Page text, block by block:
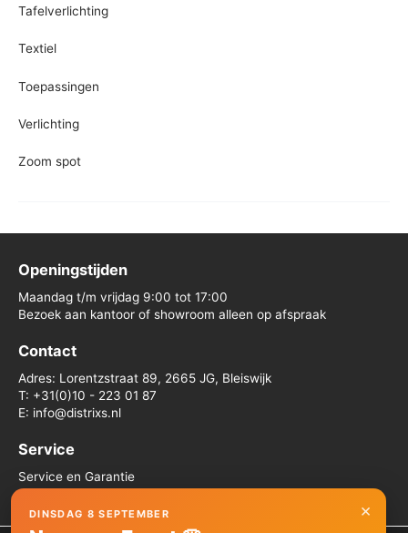
Tafelverlichting
Textiel
Toepassingen
Verlichting
Zoom spot
Openingstijden
Maandag t/m vrijdag 9:00 tot 17:00
Bezoek aan kantoor of showroom alleen op afspraak
Contact
Adres: Lorentzstraat 89, 2665 JG, Bleiswijk
T: +31(0)10 - 223 01 87
E: info@distrixs.nl
Service
Service en Garantie
Algemene voorwaarden
×
DINSDAG 8 SEPTEMBER